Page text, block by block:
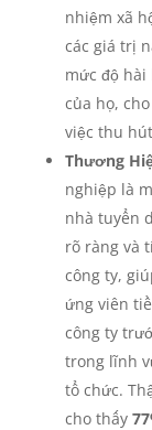
nhiệm xã
các giá trị
mức độ
của họ,
việc thu
Thương
nghiệp là
nhà tuyển
rõ ràng và
công ty,
ứng viên
công ty
trong lĩnh
tổ chức.
cho thấy